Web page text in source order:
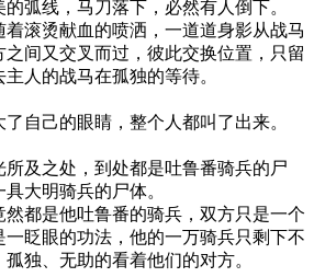
弧线，马刀落下，必然有人倒下。
滚烫献血的喷洒，一道道身影从战马
之间又交叉而过，彼此交换位置，只留
人的战马在孤独的等待。
自己的眼睛，整个人都叫了出来。
及之处，到处都是吐鲁番骑兵的尸
大明骑兵的尸体。
然都是他吐鲁番的骑兵，双方只是一个
眨眼的功法，他的一万骑兵只剩下不
独、无助的看着他们的对方。